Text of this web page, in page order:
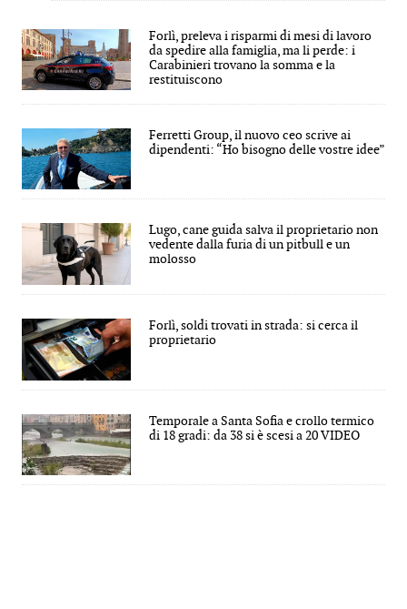
Forlì, preleva i risparmi di mesi di lavoro
da spedire alla famiglia, ma li perde: i
Carabinieri trovano la somma e la
restituiscono
Ferretti Group, il nuovo ceo scrive ai
dipendenti: “Ho bisogno delle vostre idee”
Lugo, cane guida salva il proprietario non
vedente dalla furia di un pitbull e un
molosso
Forlì, soldi trovati in strada: si cerca il
proprietario
Temporale a Santa Sofia e crollo termico
di 18 gradi: da 38 si è scesi a 20 VIDEO